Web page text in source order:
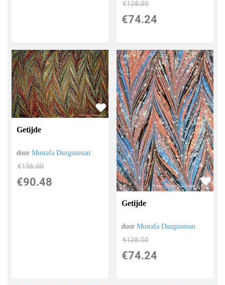
€128.00
€74.24
Getijde
doorMustafa Duzgunman
€156.00
€90.48
Getijde
doorMustafa Duzgunman
€128.00
€74.24